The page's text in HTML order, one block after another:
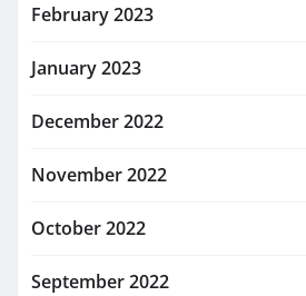
February 2023
January 2023
December 2022
November 2022
October 2022
September 2022